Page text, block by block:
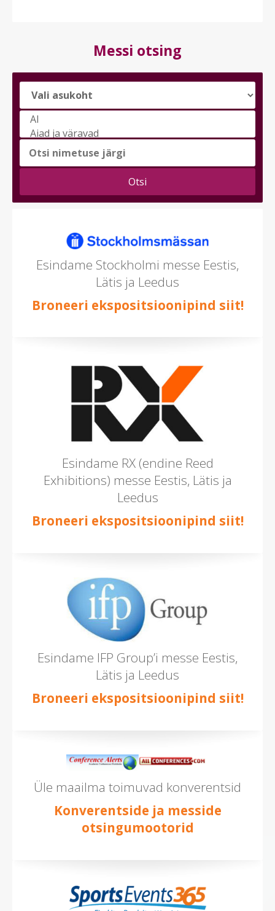
Messi otsing
Vali
messi
teema
valida
Esindame Stockholmi messe Eestis,
Lätis ja Leedus
Broneeri ekspositsioonipind siit!
Esindame RX (endine Reed
Exhibitions) messe Eestis, Lätis ja
Leedus
Broneeri ekspositsioonipind siit!
Esindame IFP Group’i messe Eestis,
Lätis ja Leedus
Broneeri ekspositsioonipind siit!
Üle maailma toimuvad konverentsid
Konverentside ja messide
otsingumootorid